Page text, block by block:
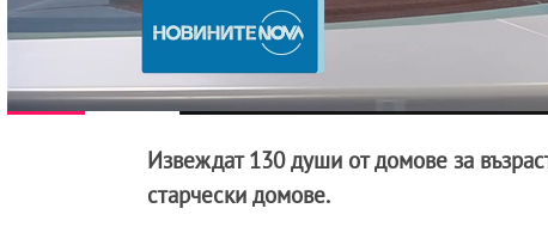
Извеждат 130 души от домове за
старчески домове.